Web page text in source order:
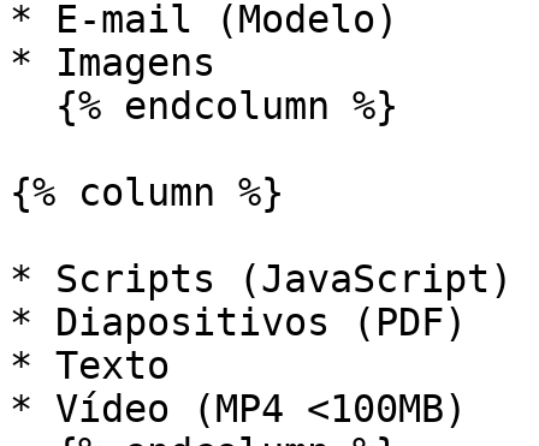
* E-mail (Modelo)
* Imagens
{% column %}
* Scripts (JavaScript)
* Diapositivos (PDF)
* Texto
* Vídeo (MP4 <100MB)